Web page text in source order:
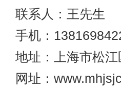
联系人：王先生
手机：
地址：上海市松
网址：